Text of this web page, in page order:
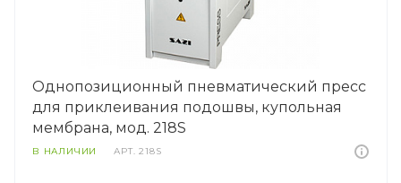
Однопозиционный пневматический пресс
для приклеивания подошвы, купольная
мембрана, мод. 218S
В НАЛИЧИИ АРТ.218S